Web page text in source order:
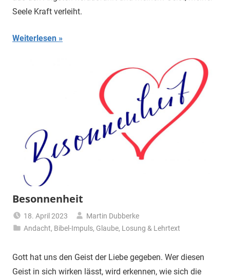
Seele Kraft verleiht.
Weiterlesen
Besonnenheit
18. April 2023
Martin Dubberke
Andacht, Bibel-Impuls, Glaube, Losung & Lehrtext
Gott hat uns den Geist der Liebe gegeben. Wer diesen
Geist in sich wirken lässt, wird erkennen, wie sich die